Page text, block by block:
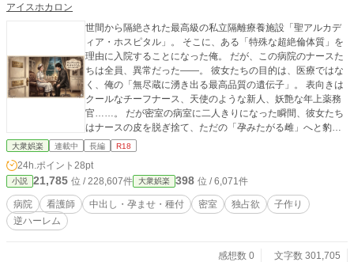
アイスホカロン
世間から隔絶された最高級の私立隔離療養施設「聖アルカデ
ィア・ホスピタル」。 そこに、ある「特殊な超絶倫体質」を
理由に入院することになった俺。 だが、この病院のナースた
ちは全員、異常だった――。 彼女たちの目的は、医療ではな
く、俺の「無尽蔵に湧き出る最高品質の遺伝子」。 表向きは
クールなチーフナース、天使のような新人、妖艶な年上薬務
官……。 だが密室の病室に二人きりになった瞬間、彼女たち
はナースの皮を脱ぎ捨て、ただの「孕みたがる雌」へと豹変
する。 「医療行為ではありません。……私の子宮が、あなた
で、くるみのお腹の中、パンパンにして赤ちゃん作っ
て……？」 どれだけ搾り取られても、俺の種は尽きない。 そ
れどころか、飢えた雌たちの胎内の奥底、子宮の最深部まで
を、何度でも熱い白濁で満たし尽くしていく――！ 逃げ場の
大衆娯楽 連載中 長編 R18
24h.ポイント 28pt
小説 21,785 位 / 228,607件 大衆娯楽 398 位 / 6,071件
病院 看護師 中出し・孕ませ・種付 密室 独占欲
子作り
逆ハーレム
感想数 0
文字数 301,705